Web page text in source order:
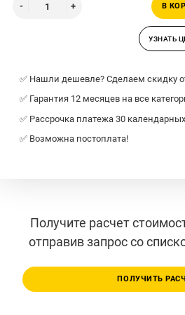
В
УЗНАТЬ
✅ Нашли дешевле? Сделаем скидку
✅ Гарантия 12 месяцев на все
✅ Рассрочка платежа 30
✅ Возможна постоплата!
Получите расчет
отправив запрос со
ПОЛУЧИТЬ